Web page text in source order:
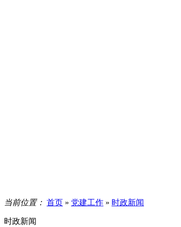
当前位置： 首页 » 党建工作 » 时政新闻
时政新闻